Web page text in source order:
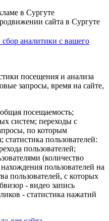
аналитики с вашего
посещения и анализа
запросы, время на сайте,
посещаемость;
систем; переходы с
по которым
пользователей:
пользователей;
(количество
пользователей на
пользователей, с которых
- видео запись
- статистика нажатий